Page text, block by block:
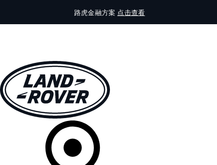
路虎金融方案 点击查看